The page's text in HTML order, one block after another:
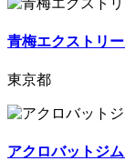
青梅エクストリ
東京都
アクロバットジ